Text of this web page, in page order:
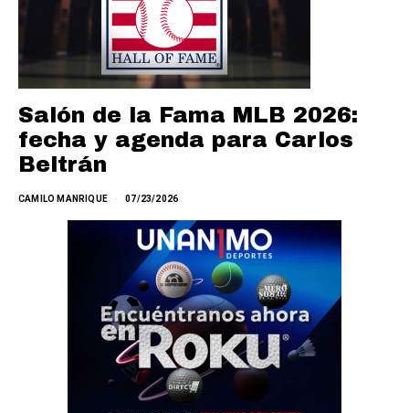
Salón de la Fama MLB 2026:
fecha y agenda para Carlos
Beltrán
CAMILO MANRIQUE 07/23/2026